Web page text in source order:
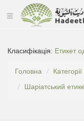
Класифікація: Етикет
Головна
Категорії
Шаріатський